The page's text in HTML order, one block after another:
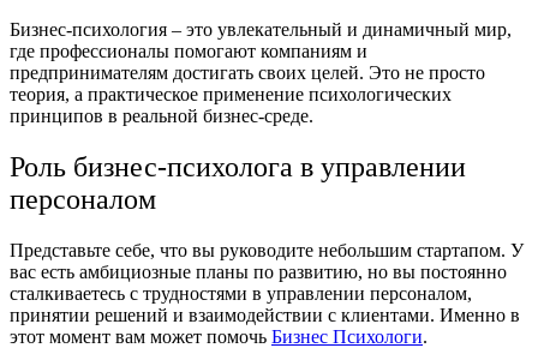
Бизнес-психология – это увлекательный и динамичный мир,
где профессионалы помогают компаниям и
предпринимателям достигать своих целей. Это не просто
теория, а практическое применение психологических
принципов в реальной бизнес-среде.
Роль бизнес-психолога в управлении
персоналом
Представьте себе, что вы руководите небольшим стартапом. У
вас есть амбициозные планы по развитию, но вы постоянно
сталкиваетесь с трудностями в управлении персоналом,
принятии решений и взаимодействии с клиентами. Именно в
этот момент вам может помочь Бизнес Психологи.